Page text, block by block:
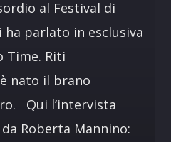
al Festival di
ha parlato in esclusiva
Time. Riti
nato il brano
Qui l’intervista
Roberta Mannino: